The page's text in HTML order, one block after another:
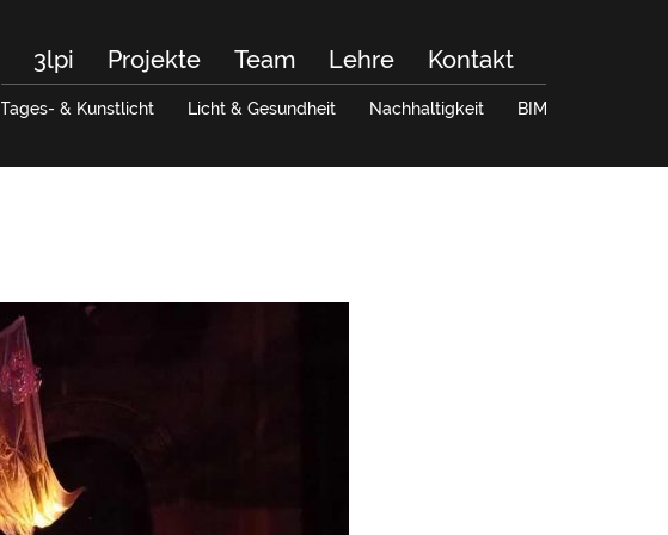
3lpi Projekte Team Lehre Kontakt
Tages- & Kunstlicht Licht & Gesundheit Nachhaltigkeit BIM